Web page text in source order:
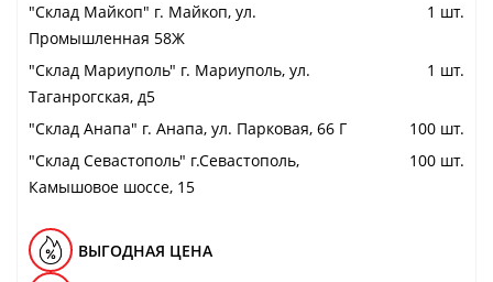
"Cклад Майкоп" г. Майкоп, ул.
Промышленная 58Ж
1 шт.
"Cклад Мариуполь" г. Мариуполь, ул.
Таганрогская, д5
1 шт.
"Cклад Анапа" г. Анапа, ул. Парковая, 66 Г
100 шт.
"Cклад Севастополь" г.Севастополь,
Камышовое шоссе, 15
100 шт.
ВЫГОДНАЯ ЦЕНА